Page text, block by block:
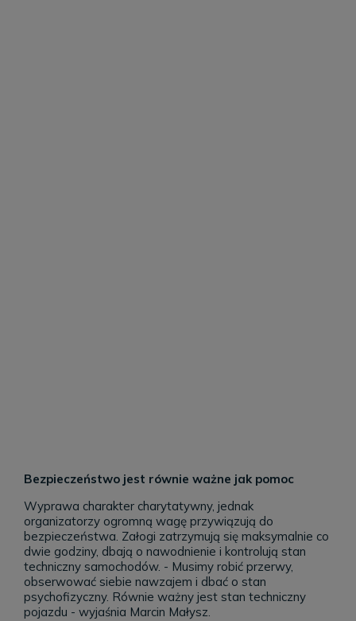
Bezpieczeństwo jest równie ważne jak pomoc
Wyprawa charakter charytatywny, jednak
organizatorzy ogromną wagę przywiązują do
bezpieczeństwa. Załogi zatrzymują się maksymalnie co
dwie godziny, dbają o nawodnienie i kontrolują stan
techniczny samochodów. - Musimy robić przerwy,
obserwować siebie nawzajem i dbać o stan
psychofizyczny. Równie ważny jest stan techniczny
pojazdu - wyjaśnia Marcin Małysz.